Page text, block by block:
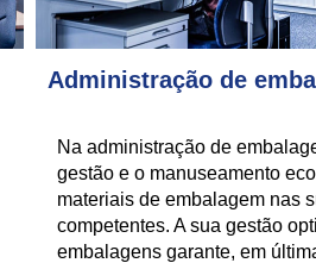
Administração de
Na administração de
gestão e o manuseamento
materiais de embalagem nas
competentes. A sua gestão
embalagens garante, em